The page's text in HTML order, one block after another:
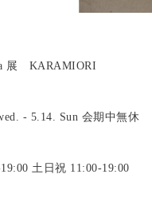
展 KARAMIORI
- 5.14. Sun 会期中無休
土日祝 11:00-19:00